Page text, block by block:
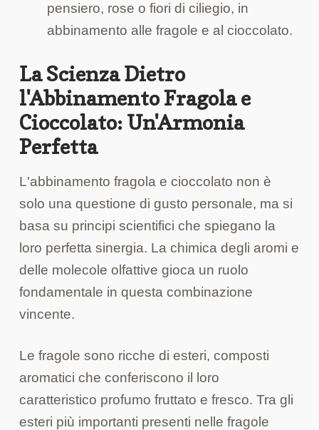
pensiero, rose o fiori di ciliegio, in
abbinamento alle fragole e al cioccolato.
La Scienza Dietro
l'Abbinamento Fragola e
Cioccolato: Un'Armonia
Perfetta
L'abbinamento fragola e cioccolato non è
solo una questione di gusto personale, ma si
basa su principi scientifici che spiegano la
loro perfetta sinergia. La chimica degli aromi e
delle molecole olfattive gioca un ruolo
fondamentale in questa combinazione
vincente.
Le fragole sono ricche di esteri, composti
aromatici che conferiscono il loro
caratteristico profumo fruttato e fresco. Tra gli
esteri più importanti presenti nelle fragole